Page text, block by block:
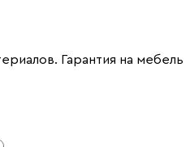
Гарантия на мебель